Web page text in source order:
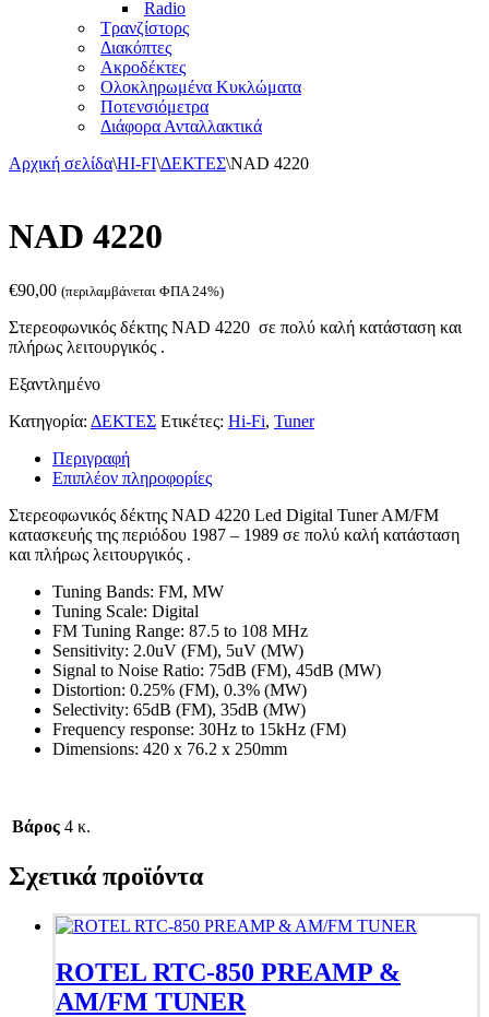
Radio
Τρανζίστορς
Διακόπτες
Ακροδέκτες
Ολοκληρωμένα Κυκλώματα
Ποτενσιόμετρα
Διάφορα Ανταλλακτικά
Αρχική σελίδα\HI-FI\ΔΕΚΤΕΣ\NAD 4220
NAD 4220
€90,00 (περιλαμβάνεται ΦΠΑ 24%)
Στερεοφωνικός δέκτης NAD 4220 σε πολύ καλή κατάσταση και
πλήρως λειτουργικός .
Εξαντλημένο
Κατηγορία: ΔΕΚΤΕΣ Ετικέτες: Hi-Fi, Tuner
Περιγραφή
Επιπλέον πληροφορίες
Στερεοφωνικός δέκτης NAD 4220 Led Digital Tuner AM/FM
κατασκευής της περιόδου 1987 – 1989 σε πολύ καλή κατάσταση
και πλήρως λειτουργικός .
Tuning Bands: FM, MW
Tuning Scale: Digital
FM Tuning Range: 87.5 to 108 MHz
Sensitivity: 2.0uV (FM), 5uV (MW)
Signal to Noise Ratio: 75dB (FM), 45dB (MW)
Distortion: 0.25% (FM), 0.3% (MW)
Selectivity: 65dB (FM), 35dB (MW)
Frequency response: 30Hz to 15kHz (FM)
Dimensions: 420 x 76.2 x 250mm
Βάρος 4 κ.
Σχετικά προϊόντα
ROTEL RTC-850 PREAMP &
AM/FM TUNER